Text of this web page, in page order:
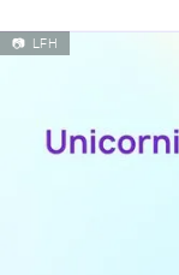
📷 LFH